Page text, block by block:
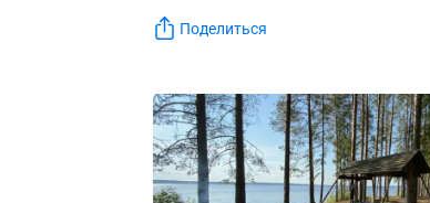
Поделиться